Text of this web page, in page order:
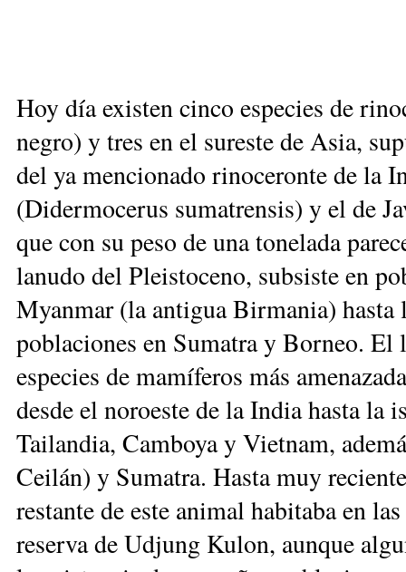
Hoy día existen cinco especies de
negro) y tres en el sureste de Asia,
del ya mencionado rinoceronte de la
(Didermocerus sumatrensis) y el de
que con su peso de una tonelada
lanudo del Pleistoceno, subsiste en
Myanmar (la antigua Birmania) hasta
poblaciones en Sumatra y Borneo. El
especies de mamíferos más
desde el noroeste de la India hasta la
Tailandia, Camboya y Vietnam,
Ceilán) y Sumatra. Hasta muy
restante de este animal habitaba en
reserva de Udjung Kulon, aunque